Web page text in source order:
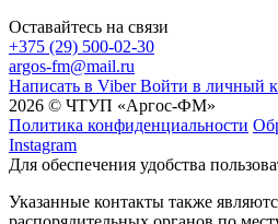
Оставайтесь на связи
+375 (29) 500-02-30
argos-fm@mail.ru
Написать в Viber Войти в личный
2026 © ЧТУП «Аргос-ФМ»
Политика конфиденциальности
Instagram
Для обеспечения удобства
Указанные контакты также